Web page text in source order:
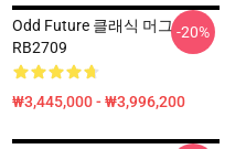
Odd Future 클래식 머그
RB2709
₩3,445,000 - ₩3,996,200
-20%